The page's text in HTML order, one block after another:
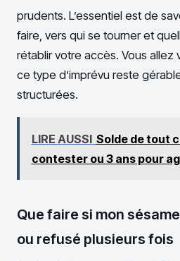
prudents. L’essentiel est de
faire, vers qui se tourner et
rétablir votre accès. Vous allez
ce type d’imprévu reste
structurées.
LIRE AUSSI Solde de tout
contester ou 3 ans pour
Que faire si mon
ou refusé plusieurs fois